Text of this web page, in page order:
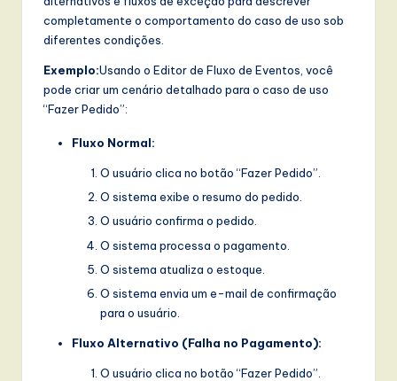
completamente o comportamento do caso de uso sob
diferentes condições.
Exemplo:Usando o Editor de Fluxo de Eventos, você
pode criar um cenário detalhado para o caso de uso
“Fazer Pedido”:
Fluxo Normal:
O usuário clica no botão “Fazer Pedido”.
O sistema exibe o resumo do pedido.
O usuário confirma o pedido.
O sistema processa o pagamento.
O sistema atualiza o estoque.
O sistema envia um e-mail de confirmação
para o usuário.
Fluxo Alternativo (Falha no Pagamento):
O usuário clica no botão “Fazer Pedido”.